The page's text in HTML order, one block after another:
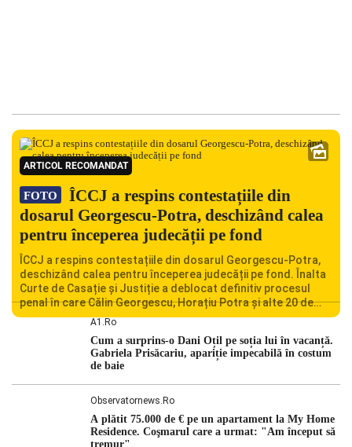
ARTICOL RECOMANDAT
FOTO
ÎCCJ a respins contestațiile din
dosarul Georgescu-Potra, deschizând calea
pentru începerea judecății pe fond
ÎCCJ a respins contestațiile din dosarul Georgescu-Potra,
deschizând calea pentru începerea judecății pe fond. Înalta
Curte de Casație și Justiție a deblocat definitiv procesul
penal în care Călin Georgescu, Horațiu Potra și alte 20 de
persoane sunt acuzați de acțiuni îndreptate împotriva
judecătorii de la instanța supremă au […]
A1.ro
Cum a surprins-o Dani Oțil pe soția lui în vacanță.
Gabriela Prisăcariu, apariție impecabilă în costum
de baie
Observatornews.ro
A plătit 75.000 de € pe un apartament la My Home
Residence. Coşmarul care a urmat: "Am început să
tremur"